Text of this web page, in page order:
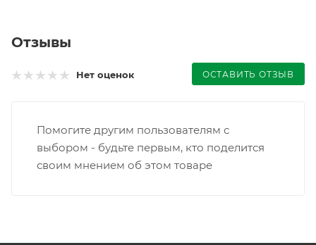
Отзывы
Нет оценок ОСТАВИТЬ ОТЗЫВ
Помогите другим пользователям с
выбором - будьте первым, кто поделится
своим мнением об этом товаре